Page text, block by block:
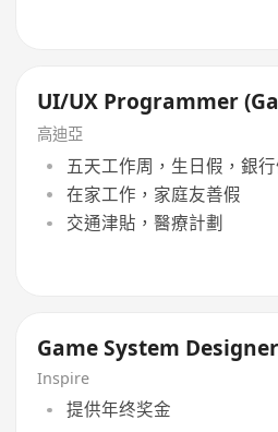
UI/UX Programmer
高迪亞
五天工作周，生日假，銀
在家工作，家庭友善假
交通津貼，醫療計劃
Game System Designer
Inspire
提供年终奖金